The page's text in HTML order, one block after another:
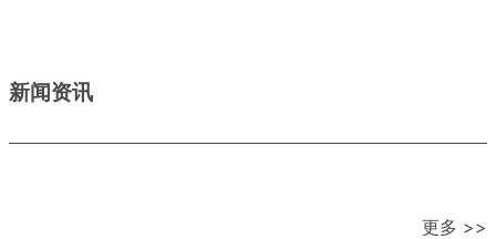
新闻资讯
更多 >>